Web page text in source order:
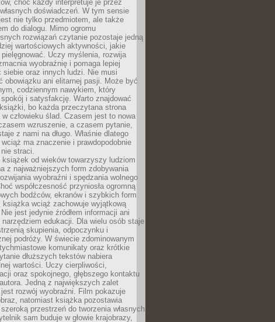
choć każdy interpretuje je przez
doświadczeń. W tym sensie
nie tylko przedmiotem, ale także
do dialogu. Mimo ogromu
rozwiązań czytanie pozostaje jedną
wartościowych aktywności, jakie
Uczy myślenia, rozwija
wyobraźnię i pomaga lepiej
siebie oraz innych ludzi. Nie musi
obowiązku ani elitarnej pasji. Może być
codziennym nawykiem, który
i satysfakcję. Warto znajdować
bo każda przeczytana strona
człowieku ślad. Czasem jest to nowa
wzruszenie, a czasem pytanie,
z nami na długo. Właśnie dlatego
wciąż ma znaczenie i prawdopodobnie
straci.
książek od wieków towarzyszy ludziom
z najważniejszych form zdobywania
wyobraźni i spędzania wolnego
współczesność przyniosła ogromną
bodźców, ekranów i szybkich form
książka wciąż zachowuje wyjątkową
jest jedynie źródłem informacji ani
narzędziem edukacji. Dla wielu osób staje
skupienia, odpoczynku i
podróży. W świecie zdominowanym
komunikaty oraz krótkie
dłuższych tekstów nabiera
wartości. Uczy cierpliwości,
oraz spokojnego, głębszego kontaktu
Jedną z największych zalet
rozwój wyobraźni. Film pokazuje
natomiast książka pozostawia
przestrzeń do tworzenia własnych
sam buduje w głowie krajobrazy,